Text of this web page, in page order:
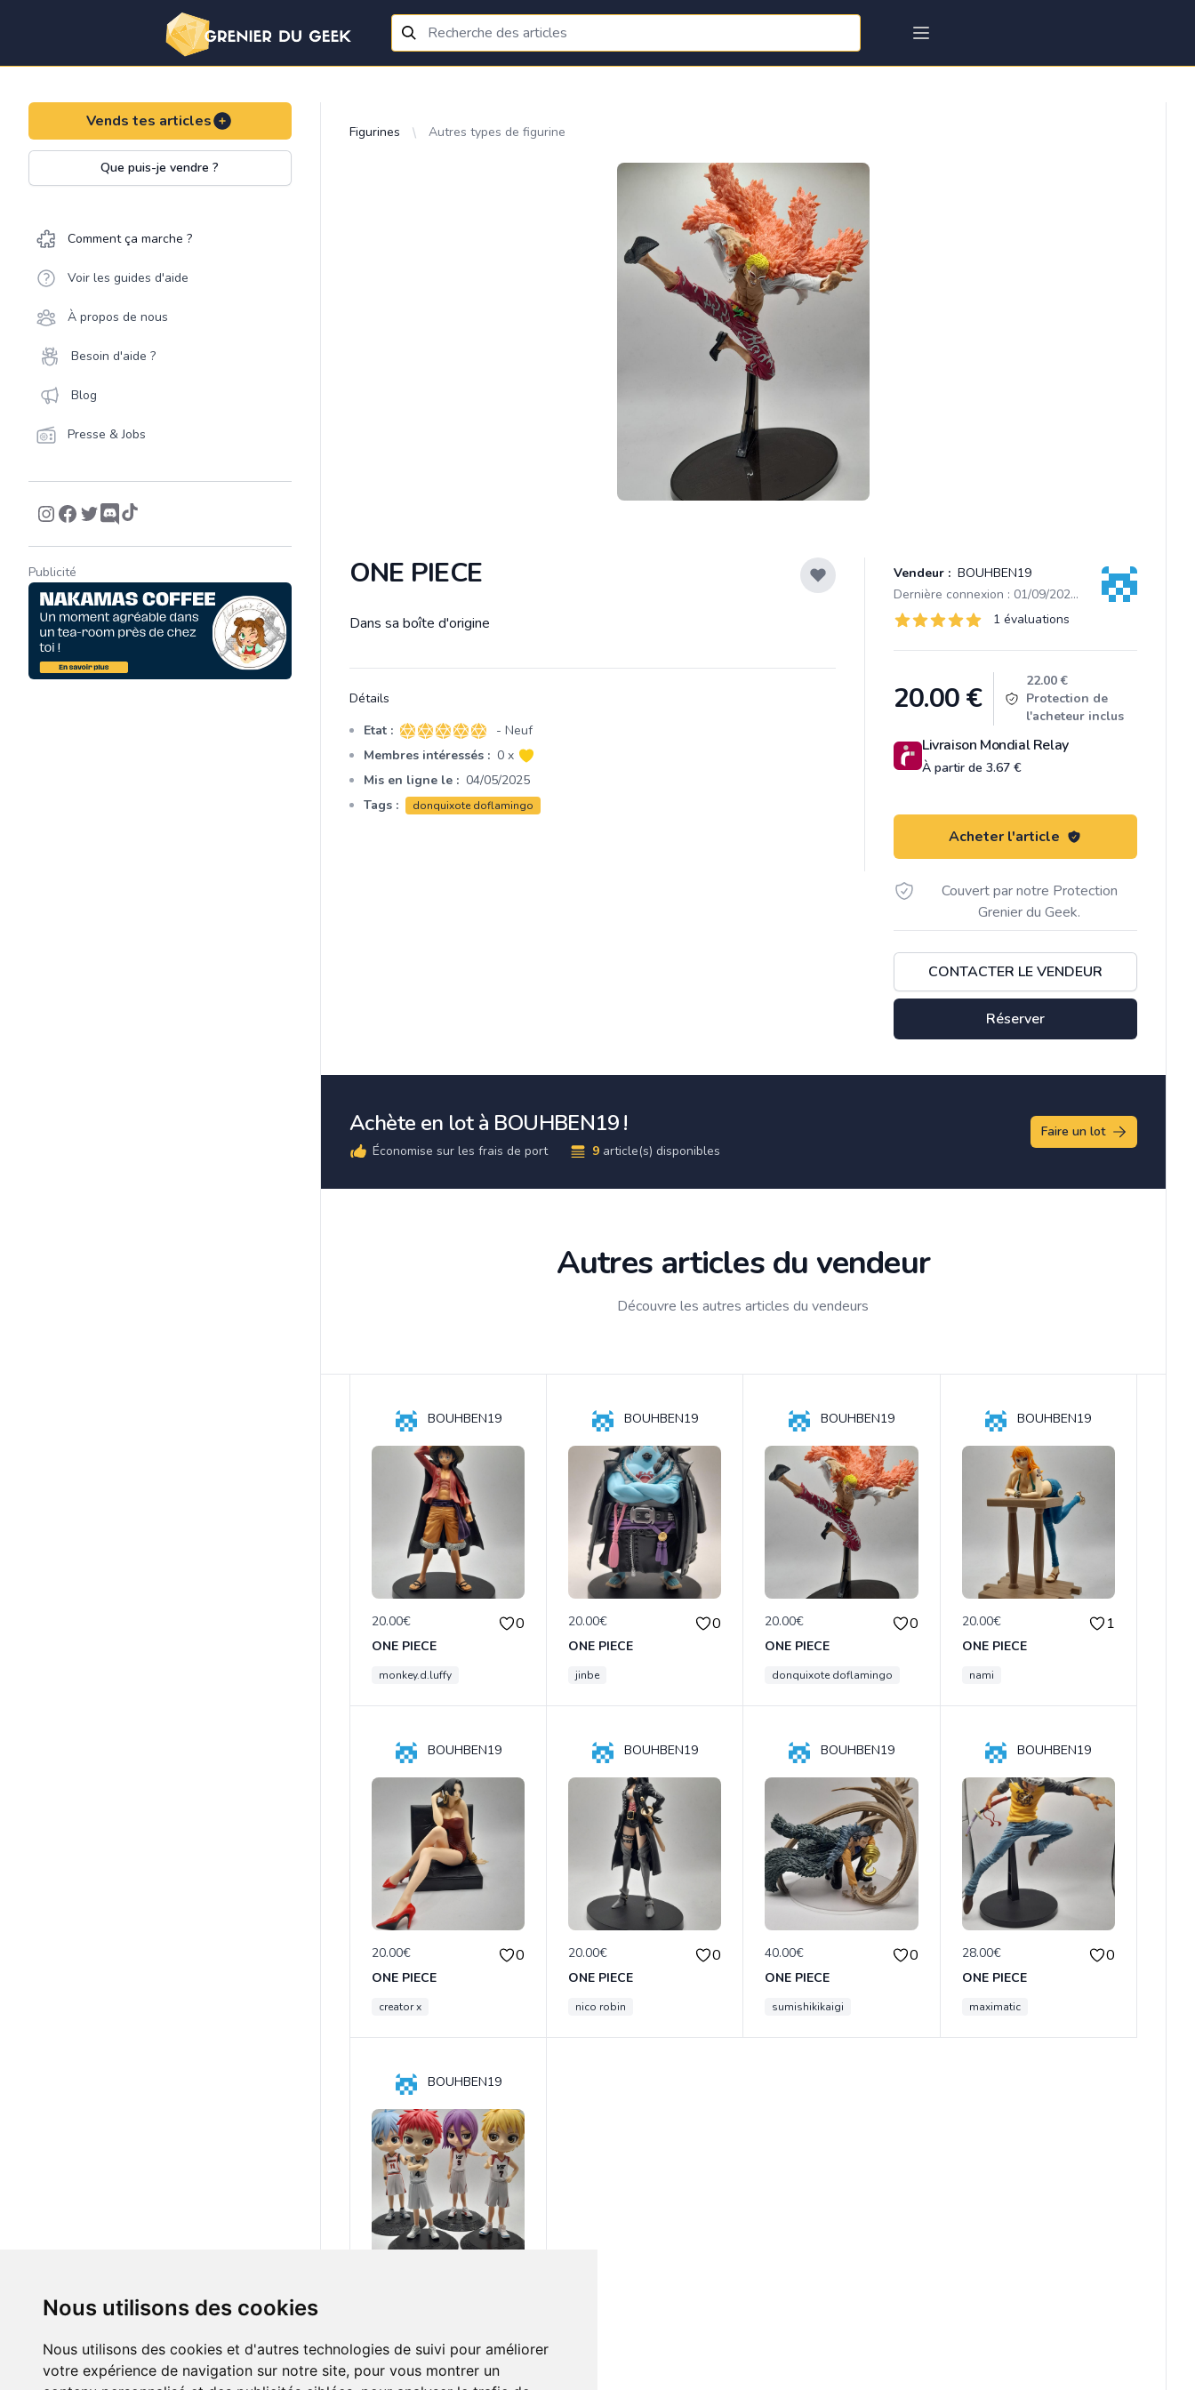
Nous utilisons des cookies
Nous utilisons des cookies et d'autres technologies de suivi pour améliorer
votre expérience de navigation sur notre site, pour vous montrer un
Vends tes articles
Que puis-je vendre ?
Comment ça marche ?
Voir les guides d'aide
À propos de nous
Besoin d'aide ?
Blog
Presse & Jobs
Publicité
Figurines Autres types de figurine
ONE PIECE Vendeur : BOUHBEN19
Dernière connexion : 01/09/2025 15:18
Évaluations
1 sur 5 étoiles 1 évaluations
20.00€
22.00 €
Protection de
l'acheteur inclus
Livraison Mondial Relay
À partir de 3.67 €
Acheter l'article
Couvert par notre Protection
Grenier du Geek.
CONTACTER LE VENDEUR
Réserver
Description
Dans sa boîte d'origine
Détails
Etat : 5 sur 5 étoiles
- Neuf
Membres intéressés : 0 x
Mis en ligne le : 04/05/2025
Tags :
donquixote doflamingo
Achète en lot à BOUHBEN19 !
Économise sur les frais de port 9 article(s) disponibles
Faire un lot
Autres articles du vendeur
Découvre les autres articles du vendeurs
BOUHBEN19
20.00€ 0
ONE PIECE
monkey.d.luffy
BOUHBEN19
20.00€ 0
ONE PIECE
jinbe
BOUHBEN19
20.00€ 0
ONE PIECE
donquixote doflamingo
BOUHBEN19
20.00€ 1
ONE PIECE
nami
BOUHBEN19
20.00€ 0
ONE PIECE
creator x
BOUHBEN19
20.00€ 0
ONE PIECE
nico robin
BOUHBEN19
40.00€ 0
ONE PIECE
sumishikikaigi
BOUHBEN19
28.00€ 0
ONE PIECE
maximatic
BOUHBEN19